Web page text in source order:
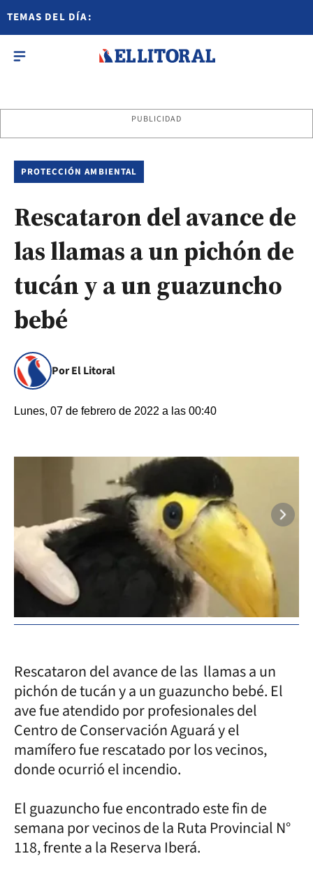
TEMAS DEL DÍA:
PUBLICIDAD
PROTECCIÓN AMBIENTAL
Rescataron del avance de
las llamas a un pichón de
tucán y a un guazuncho
bebé
Por El Litoral
Lunes, 07 de febrero de 2022 a las 00:40
Rescataron del avance de las llamas a un
pichón de tucán y a un guazuncho bebé. El
ave fue atendido por profesionales del
Centro de Conservación Aguará y el
mamífero fue rescatado por los vecinos,
donde ocurrió el incendio.
El guazuncho fue encontrado este fin de
semana por vecinos de la Ruta Provincial N°
118, frente a la Reserva Iberá.